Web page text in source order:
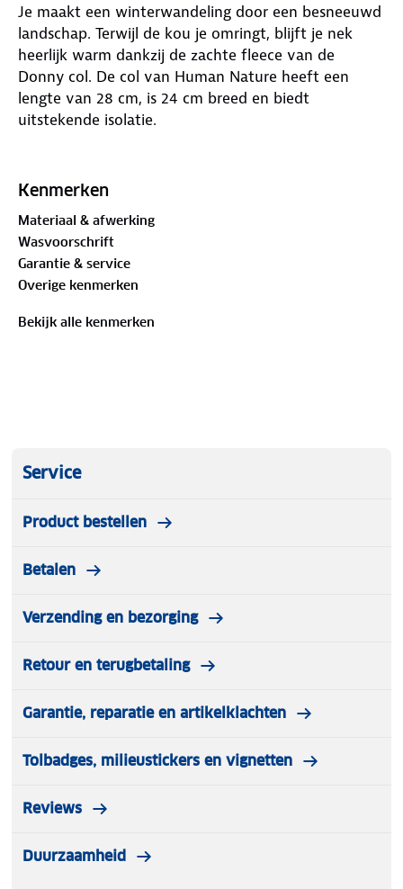
Je maakt een winterwandeling door een besneeuwd
landschap. Terwijl de kou je omringt, blijft je nek
heerlijk warm dankzij de zachte fleece van de
Donny col. De col van Human Nature heeft een
lengte van 28 cm, is 24 cm breed en biedt
uitstekende isolatie.
hem in je rugzak te stoppen. Je kunt de pasvorm
aansnoerkoord. Combineer de Donny col met de
bijpassendehoofdband
bent klaar voor elke winterse verrassing.
Materiaal:
Kenmerken
Materiaal & afwerking
Wasvoorschrift
Garantie & service
Overige kenmerken
Bekijk alle kenmerken
Service
Product bestellen
Betalen
Verzending en bezorging
Retour en terugbetaling
Garantie, reparatie en artikelklachten
Tolbadges, milieustickers en vignetten
Reviews
Duurzaamheid